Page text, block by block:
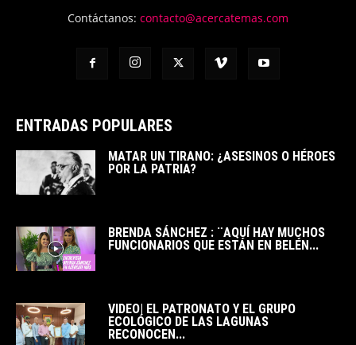
Contáctanos: contacto@acercatemas.com
ENTRADAS POPULARES
MATAR UN TIRANO: ¿ASESINOS O HÉROES
POR LA PATRIA?
BRENDA SÁNCHEZ : ¨AQUÍ HAY MUCHOS
FUNCIONARIOS QUE ESTÁN EN BELÉN...
VIDEO| EL PATRONATO Y EL GRUPO
ECOLÓGICO DE LAS LAGUNAS
RECONOCEN...